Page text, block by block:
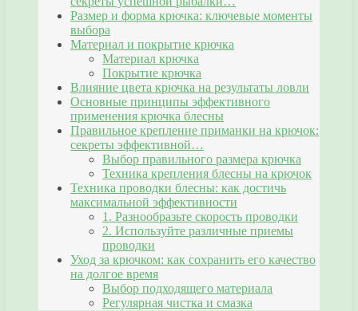
Размер и форма крючка: ключевые моменты
выбора
Материал и покрытие крючка
Материал крючка
Покрытие крючка
Влияние цвета крючка на результаты ловли
Основные принципы эффективного
применения крючка блесны
Правильное крепление приманки на крючок:
секреты эффективной…
Выбор правильного размера крючка
Техника крепления блесны на крючок
Техника проводки блесны: как достичь
максимальной эффективности
1. Разнообразьте скорость проводки
2. Используйте различные приемы
проводки
Уход за крючком: как сохранить его качество
на долгое время
Выбор подходящего материала
Регулярная чистка и смазка